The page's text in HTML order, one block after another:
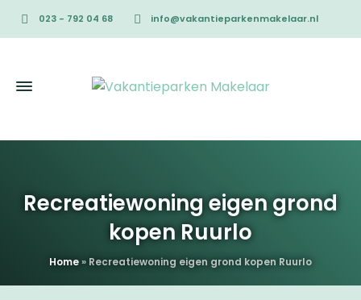
023 - 792 04 68 info@vakantieparkenmakelaar.nl
Recreatiewoning eigen grond
kopen Ruurlo
Home» Recreatiewoning eigen grond kopen Ruurlo